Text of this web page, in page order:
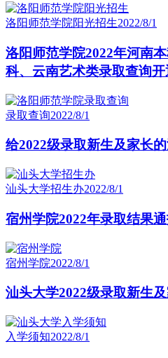
洛阳师范学院阳光招生2022/8/1
洛阳师范学院2022年河南
科、云南艺术类录取查询开
录取查询2022/8/1
给2022级录取新生及家长
汕头大学招生办2022/8/1
宿州学院2022年录取结果通
宿州学院2022/8/1
汕头大学2022级录取新生
入学须知2022/8/1